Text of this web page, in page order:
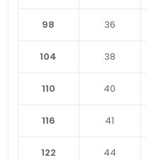
98 36
104 38
110 40
116 41
122 44